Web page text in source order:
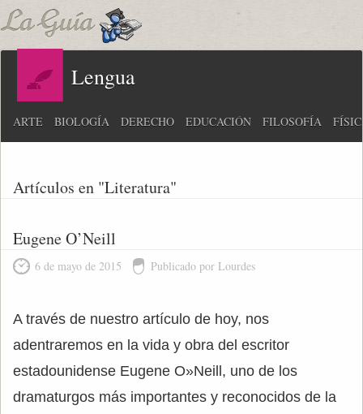
Lengua
ARTE BIOLOGÍA DERECHO EDUCACIÓN FILOSOFÍA
Artículos en "Literatura"
Eugene O’Neill
6 de mayo de 2015 Publicado por Lourdes
A través de nuestro artículo de hoy, nos
adentraremos en la vida y obra del escritor
estadounidense Eugene O»Neill, uno de los
dramaturgos más importantes y reconocidos de la